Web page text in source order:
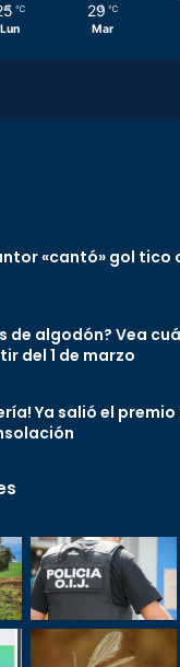
℃
Lun
29 ℃
Mar
«cantó» gol tico
de algodón? Vea
del 1 de marzo
Ya salió el